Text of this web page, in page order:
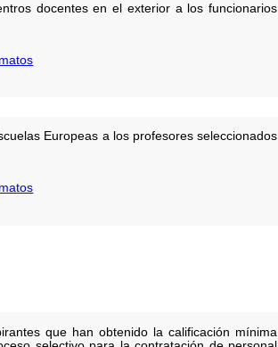
docentes en el exterior a los funcionarios
Europeas a los profesores seleccionados
que han obtenido la calificación mínima